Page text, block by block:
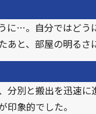
に…。自分ではど
と、部屋の明るさ
分別と搬出を迅速
象的でした。